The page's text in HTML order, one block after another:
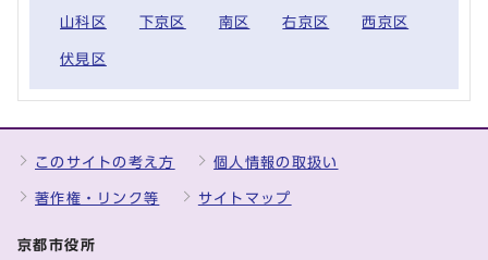
山科区 下京区 南区 右京区 西京区
伏見区
このサイトの考え方 個人情報の取扱い
著作権・リンク等 サイトマップ
京都市役所